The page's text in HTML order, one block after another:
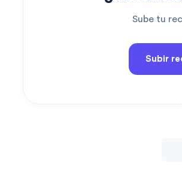
Sube tu
Subir